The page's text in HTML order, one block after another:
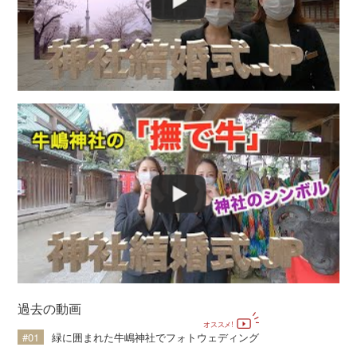
過去の動画
#01 緑に囲まれた牛嶋神社でフォトウェディング